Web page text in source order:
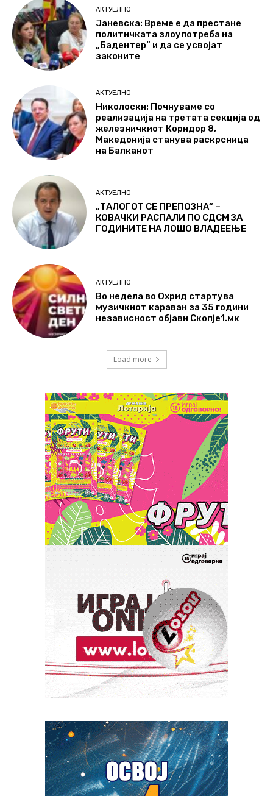
АКТУЕЛНО
Јаневска: Време е да престане
политичката злоупотреба на
„Бадентер“ и да се усвојат
законите
АКТУЕЛНО
Николоски: Почнуваме со
реализација на третата секција од
железничкиот Коридор 8,
Македонија станува раскрсница
на Балканот
АКТУЕЛНО
„ТАЛОГОТ СЕ ПРЕПОЗНА“ –
КОВАЧКИ РАСПАЛИ ПО СДСМ ЗА
ГОДИНИТЕ НА ЛОШО ВЛАДЕЕЊЕ
АКТУЕЛНО
Во недела во Охрид стартува
музичкиот караван за 35 години
независност објави Скопје1.мк
Load more